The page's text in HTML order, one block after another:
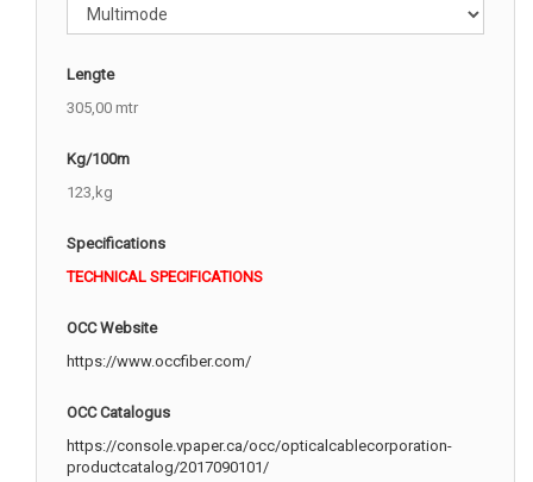
Lengte
305,00 mtr
Kg/100m
123,kg
Specifications
TECHNICAL SPECIFICATIONS
OCC Website
https://www.occfiber.com/
OCC Catalogus
https://console.vpaper.ca/occ/opticalcablecorporation-
productcatalog/2017090101/